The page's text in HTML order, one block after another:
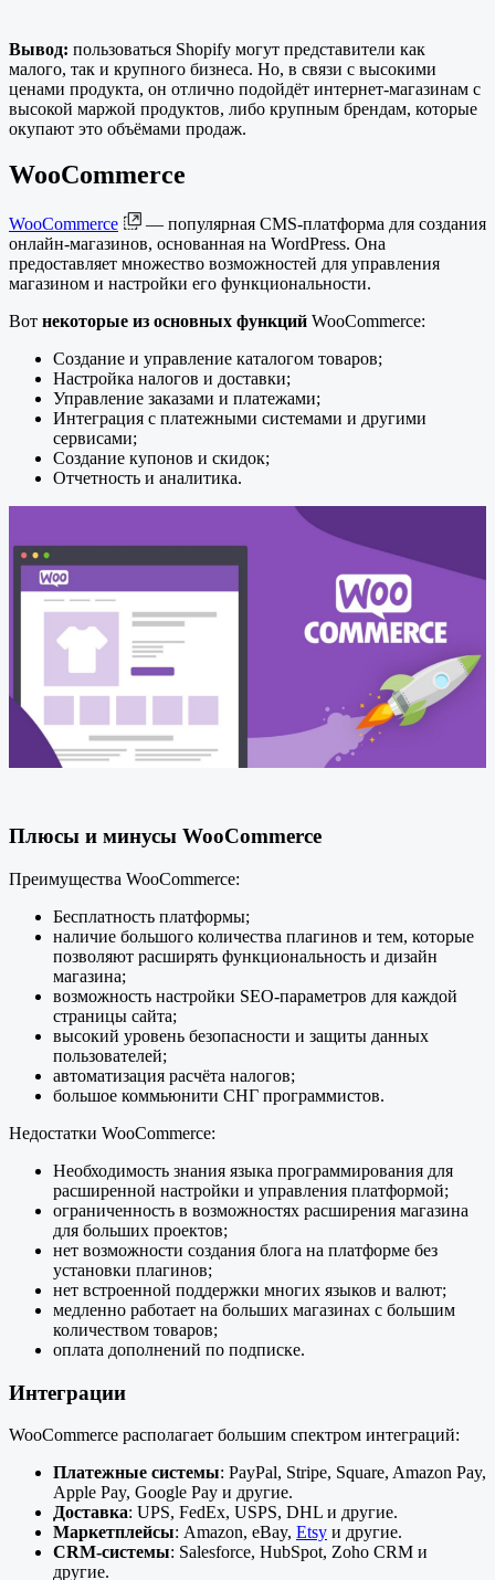
Вывод: пользоваться Shopify могут представители как
малого, так и крупного бизнеса. Но, в связи с высокими
ценами продукта, он отлично подойдёт интернет-магазинам с
высокой маржой продуктов, либо крупным брендам, которые
окупают это объёмами продаж.
WooCommerce
WooCommerce
— популярная CMS-платформа для создания
онлайн-магазинов, основанная на WordPress. Она
предоставляет множество возможностей для управления
магазином и настройки его функциональности.
Вот некоторые из основных функций WooCommerce:
Создание и управление каталогом товаров;
Настройка налогов и доставки;
Управление заказами и платежами;
Интеграция с платежными системами и другими
сервисами;
Создание купонов и скидок;
Отчетность и аналитика.
Плюсы и минусы WooCommerce
Преимущества WooCommerce:
Бесплатность платформы;
наличие большого количества плагинов и тем, которые
позволяют расширять функциональность и дизайн
магазина;
возможность настройки SEO-параметров для каждой
страницы сайта;
высокий уровень безопасности и защиты данных
пользователей;
автоматизация расчёта налогов;
большое коммьюнити СНГ программистов.
Недостатки WooCommerce:
Необходимость знания языка программирования для
расширенной настройки и управления платформой;
ограниченность в возможностях расширения магазина
для больших проектов;
нет возможности создания блога на платформе без
установки плагинов;
нет встроенной поддержки многих языков и валют;
медленно работает на больших магазинах с большим
количеством товаров;
оплата дополнений по подписке.
Интеграции
WooCommerce располагает большим спектром интеграций:
Платежные системы: PayPal, Stripe, Square, Amazon Pay,
Apple Pay, Google Pay и другие.
Доставка: UPS, FedEx, USPS, DHL и другие.
Маркетплейсы: Amazon, eBay, Etsy и другие.
CRM-системы: Salesforce, HubSpot, Zoho CRM и
другие.